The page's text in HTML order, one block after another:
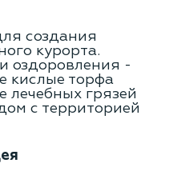
создания
курорта.
оздоровления -
кислые торфа
лечебных грязей
с территорией